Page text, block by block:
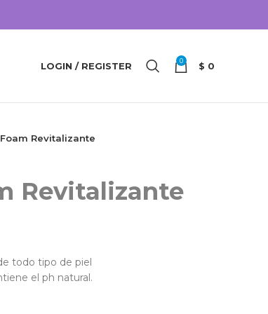
LOGIN / REGISTER 0 $ 0
Revitalizante
Revitalizante
todo tipo de piel
el ph natural.